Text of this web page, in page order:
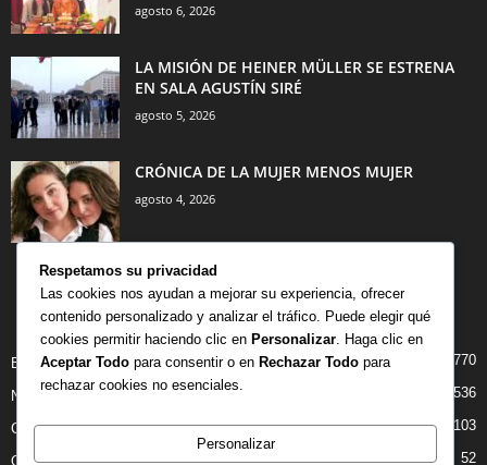
agosto 6, 2026
LA MISIÓN DE HEINER MÜLLER SE ESTRENA
EN SALA AGUSTÍN SIRÉ
agosto 5, 2026
CRÓNICA DE LA MUJER MENOS MUJER
agosto 4, 2026
CATEGORÍA POPULAR
BIBLIOTECA 770
NOTICIAS 536
CRITICAS 103
OPINION 52
Respetamos su privacidad
Las cookies nos ayudan a mejorar su experiencia, ofrecer
contenido personalizado y analizar el tráfico. Puede elegir qué
cookies permitir haciendo clic en Personalizar . Haga clic en
Aceptar Todo para consentir o en Rechazar Todo para
rechazar cookies no esenciales.
Personalizar